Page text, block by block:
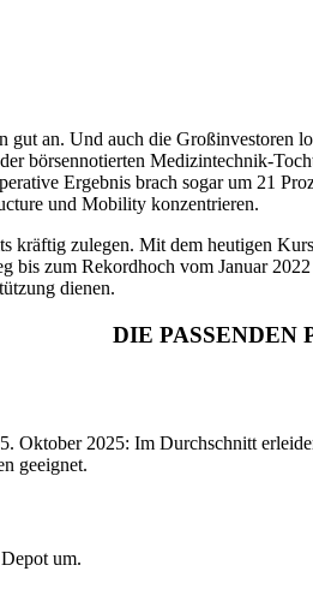
an. Und auch die
börsennotierten Medizintechnik-
Ergebnis brach sogar um 21
und Mobility konzentrieren.
kräftig zulegen. Mit dem heutigen
bis zum Rekordhoch vom Januar
dienen.
DIE PASSENDEN
Oktober 2025: Im Durchschnitt
geeignet.
um.